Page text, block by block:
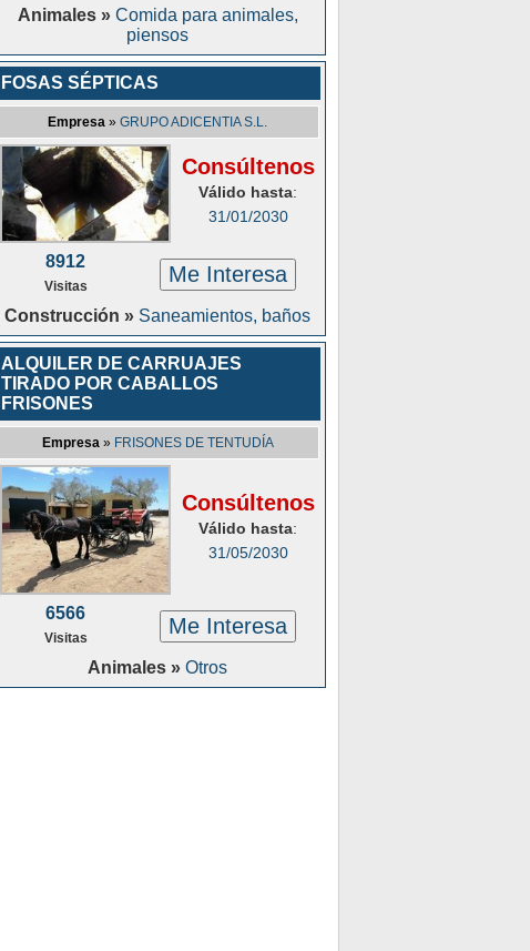
Animales » Comida para animales,
piensos
FOSAS SÉPTICAS
Empresa » GRUPO ADICENTIA S.L.
Consúltenos
Válido hasta:
31/01/2030
8912
Visitas Me Interesa
Construcción » Saneamientos, baños
ALQUILER DE CARRUAJES
TIRADO POR CABALLOS
FRISONES
Empresa» FRISONES DE TENTUDÍA
Consúltenos
Válido hasta:
31/05/2030
6566
Visitas Me Interesa
Animales » Otros